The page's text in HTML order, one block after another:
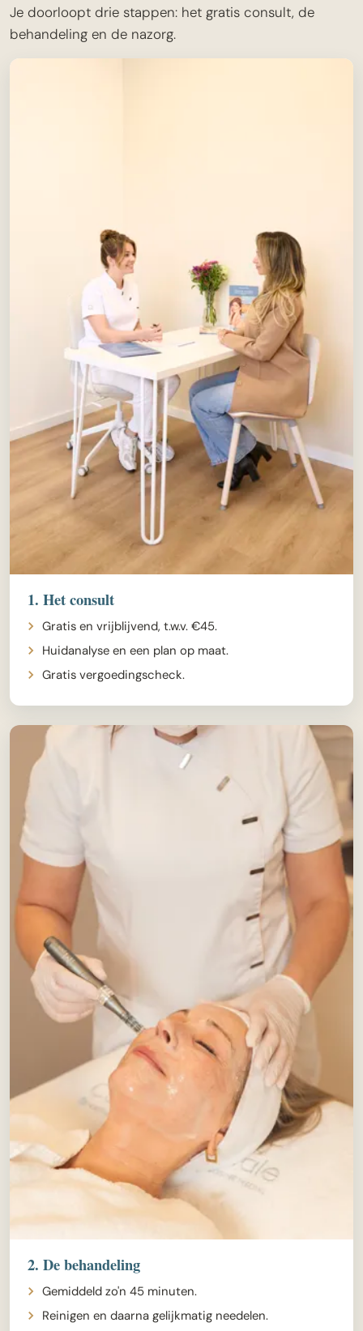
Je doorloopt drie stappen: het gratis consult, de
behandeling en de nazorg.
1. Het consult
Gratis en vrijblijvend, t.w.v. €45.
Huidanalyse en een plan op maat.
Gratis vergoedingscheck.
2. De behandeling
Gemiddeld zo'n 45 minuten.
Reinigen en daarna gelijkmatig needelen.